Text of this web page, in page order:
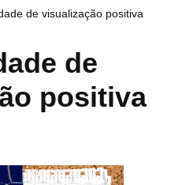
de visualização positiva
de
positiva